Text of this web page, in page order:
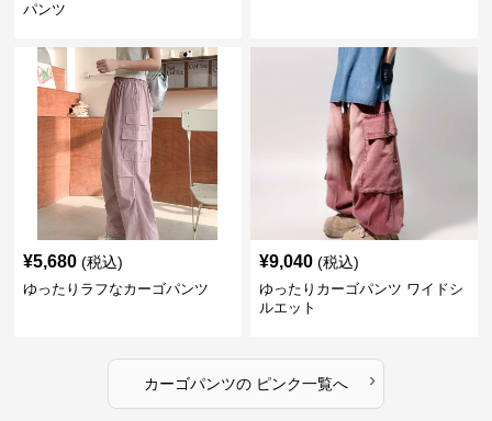
パンツ
¥5,680 (税込)
ゆったりラフなカーゴパンツ
¥9,040 (税込)
ゆったりカーゴパンツ ワイドシ
ルエット
カーゴパンツのピンク一覧へ ›